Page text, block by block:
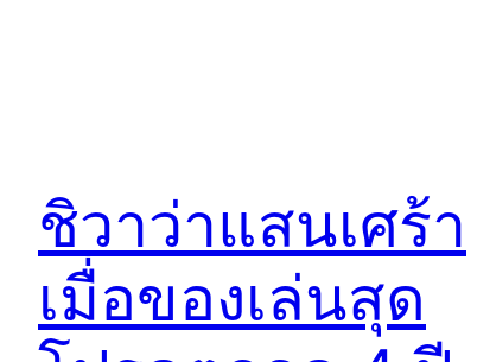
ชิวาว่าแสนเศร้า
เมื่อของเล่นสุด